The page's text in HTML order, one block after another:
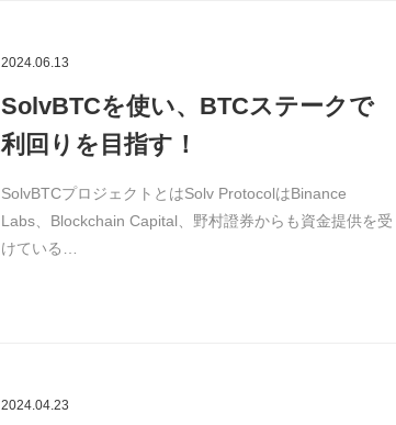
2024.06.13
SolvBTCを使い、BTCステークで
利回りを目指す！
SolvBTCプロジェクトとはSolv ProtocolはBinance
Labs、Blockchain Capital、野村證券からも資金提供を受
けている…
2024.04.23